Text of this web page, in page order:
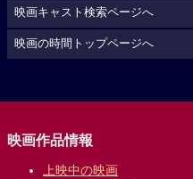
映画キャスト検索ページへ
映画の時間トップページへ
映画作品情報
上映中の映画